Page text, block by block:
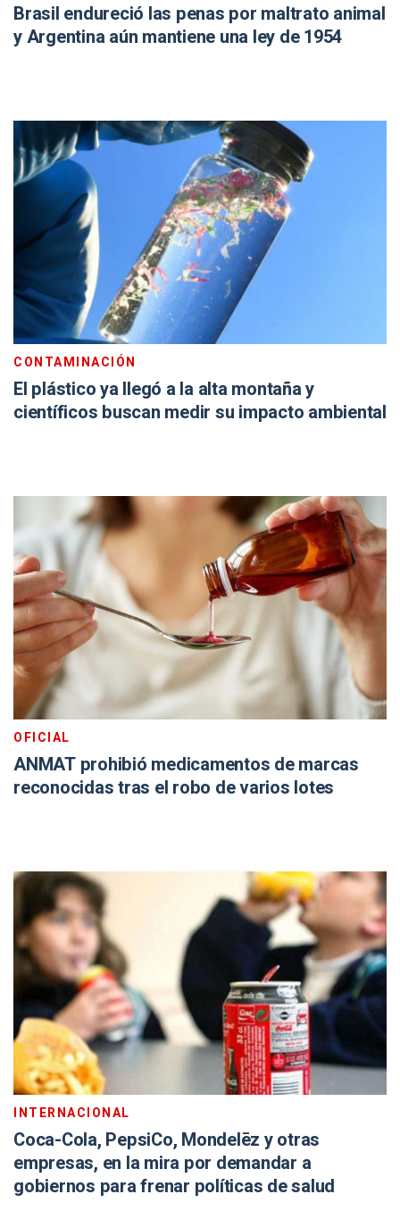
Brasil endureció las penas por maltrato animal
y Argentina aún mantiene una ley de 1954
CONTAMINACIÓN
El plástico ya llegó a la alta montaña y
científicos buscan medir su impacto ambiental
OFICIAL
ANMAT prohibió medicamentos de marcas
reconocidas tras el robo de varios lotes
INTERNACIONAL
Coca-Cola, PepsiCo, Mondelēz y otras
empresas, en la mira por demandar a
gobiernos para frenar políticas de salud